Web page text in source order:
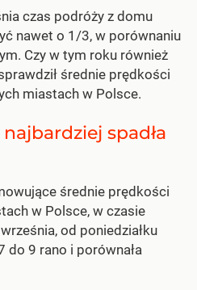
czas podróży z domu
nawet o 1/3, w porównaniu
Czy w tym roku również
średnie prędkości
miastach w Polsce.
spadła
średnie prędkości
w Polsce, w czasie
od poniedziałku
do 9 rano i porównała